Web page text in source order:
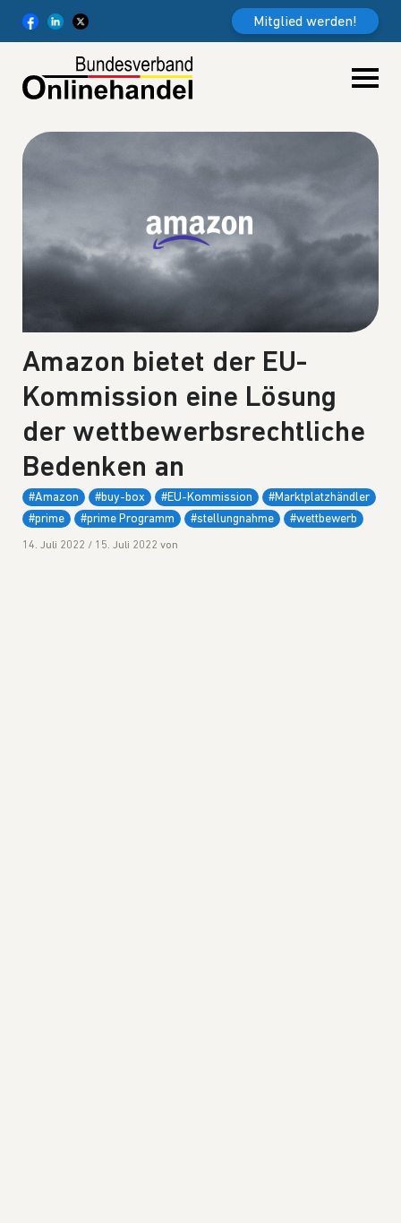
Mitglied werden!
Amazon bietet der EU-
Kommission eine Lösung
der wettbewerbsrechtliche
Bedenken an
#Amazon #buy-box #EU-Kommission
#Marktplatzhändler
#prime
#prime Programm #stellungnahme #wettbewerb
14. Juli 2022 / 15. Juli 2022 von